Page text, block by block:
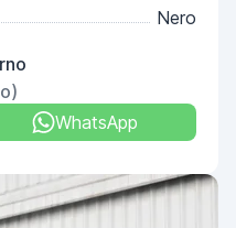
Nero
WhatsApp